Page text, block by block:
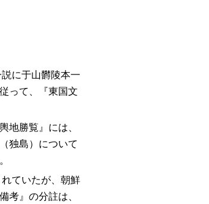
に于山欝陵本一
って、『東国文
勝覧』には、
独島）について
ていたが、朝鮮
』の分註は、